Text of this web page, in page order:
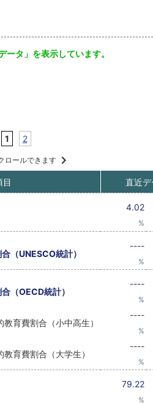
ータ」を表示しています。
1 2
ロールできます
目 直近
4.02
%
（UNESCO統計）
----
%
（OECD統計）
----
%
育費割合（小中高生）
----
%
育費割合（大学生）
----
%
79.22
%